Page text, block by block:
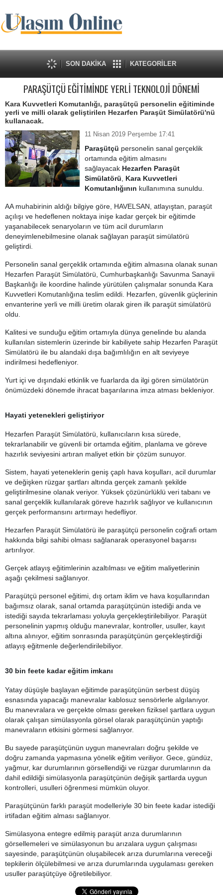
SON DAKİKA KATEGORİLER
PARAŞÜTÇÜ EĞİTİMİNDE YERLİ TEKNOLOJİ DÖNEMİ
Kara Kuvvetleri Komutanlığı, paraşütçü personelin eğitiminde
yerli ve milli olarak geliştirilen Hezarfen Paraşüt Simülatörü'nü
kullanacak.
11 Nisan 2019 Perşembe 17:41
Paraşütçü personelin sanal gerçeklik
ortamında eğitim almasını
sağlayacak Hezarfen Paraşüt
Simülatörü
Kara Kuvvetleri
Komutanlığının kullanımına sunuldu.
AA muhabirinin aldığı bilgiye göre, HAVELSAN, atlayıştan, paraşüt
açılışı ve hedeflenen noktaya inişe kadar gerçek bir eğitimde
yaşanabilecek senaryoların ve tüm acil durumların
deneyimlenebilmesine olanak sağlayan paraşüt simülatörü
geliştirdi.
Personelin sanal gerçeklik ortamında eğitim almasına olanak sunan
Hezarfen Paraşüt Simülatörü, Cumhurbaşkanlığı Savunma Sanayii
Başkanlığı ile koordine halinde yürütülen çalışmalar sonunda Kara
Kuvvetleri Komutanlığına teslim edildi. Hezarfen, güvenlik güçlerinin
envanterine yerli ve milli üretim olarak giren ilk paraşüt simülatörü
oldu.
Kalitesi ve sunduğu eğitim ortamıyla dünya genelinde bu alanda
kullanılan sistemlerin üzerinde bir kabiliyete sahip Hezarfen Paraşüt
Simülatörü ile bu alandaki dışa bağımlılığın en alt seviyeye
indirilmesi hedefleniyor.
Yurt içi ve dışındaki etkinlik ve fuarlarda da ilgi gören simülatörün
önümüzdeki dönemde ihracat başarılarına imza atması bekleniyor.
Hayati yetenekleri geliştiriyor
Hezarfen Paraşüt Simülatörü, kullanıcıların kısa sürede,
tekrarlanabilir ve güvenli bir ortamda eğitim, planlama ve göreve
hazırlık seviyesini artıran maliyet etkin bir çözüm sunuyor.
Sistem, hayati yeteneklerin geniş çaplı hava koşulları, acil durumlar
ve değişken rüzgar şartları altında gerçek zamanlı şekilde
geliştirilmesine olanak veriyor. Yüksek çözünürlüklü veri tabanı ve
sanal gerçeklik kullanılarak göreve hazırlık sağlıyor ve kullanıcının
gerçek performansını artırmayı hedefliyor.
Hezarfen Paraşüt Simülatörü ile paraşütçü personelin coğrafi ortam
hakkında bilgi sahibi olması sağlanarak operasyonel başarısı
artırılıyor.
Gerçek atlayış eğitimlerinin azaltılması ve eğitim maliyetlerinin
aşağı çekilmesi sağlanıyor.
Paraşütçü personel eğitimi, dış ortam iklim ve hava koşullarından
bağımsız olarak, sanal ortamda paraşütçünün istediği anda ve
istediği sayıda tekrarlaması yoluyla gerçekleştirilebiliyor. Paraşüt
personelinin yapmış olduğu manevralar, kontroller, usuller, kayıt
altına alınıyor, eğitim sonrasında paraşütçünün gerçekleştirdiği
atlayış eğitmenle değerlendirilebiliyor.
30 bin feete kadar eğitim imkanı
Yatay düşüşle başlayan eğitimde paraşütçünün serbest düşüş
esnasında yapacağı manevralar kablosuz sensörlerle algılanıyor.
Bu manevralara ve gerçekte olması gereken fiziksel şartlara uygun
olarak çalışan simülasyonla görsel olarak paraşütçünün yaptığı
manevraların etkisini görmesi sağlanıyor.
Bu sayede paraşütçünün uygun manevraları doğru şekilde ve
doğru zamanda yapmasına yönelik eğitim veriliyor. Gece, gündüz,
yağmur, kar durumlarının görsellendiği ve rüzgar durumlarının da
dahil edildiği simülasyonla paraşütçünün değişik şartlarda uygun
kontrolleri, usulleri öğrenmesi mümkün oluyor.
Paraşütçünün farklı paraşüt modelleriyle 30 bin feete kadar istediği
irtifadan eğitim alması sağlanıyor.
Simülasyona entegre edilmiş paraşüt arıza durumlarının
görsellemeleri ve simülasyonun bu arızalara uygun çalışması
sayesinde, paraşütçünün oluşabilecek arıza durumlarına vereceği
tepkilerin ölçülebilmesi ve arıza durumlarında uygulaması gereken
usuller paraşütçüye öğretilebiliyor.